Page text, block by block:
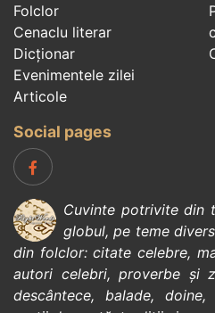
Folclor
Cenaclu literar
Dicționar
Evenimentele zilei
Articole
Social pages
Cuvinte potrivite din
globul, pe teme
din folclor:citate celebre,
autori celebri,proverbe și
descântece, balade, doine,